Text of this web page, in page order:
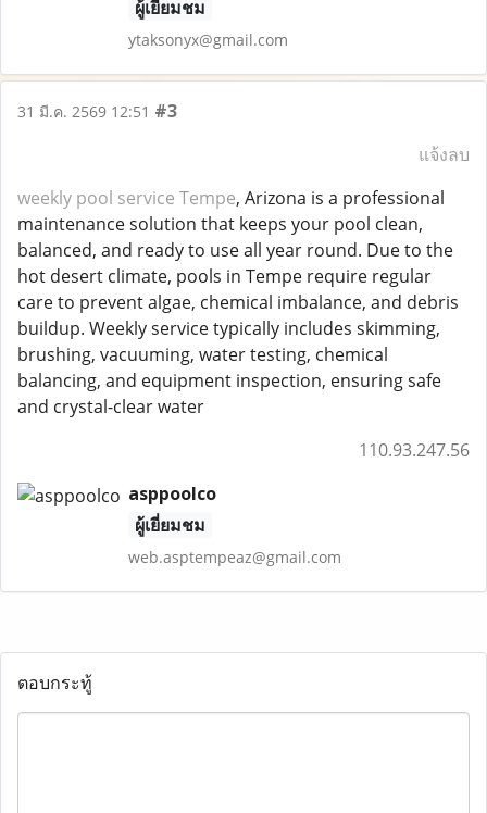
ผู้เยี่ยมชม
ytaksonyx@gmail.com
31 มี.ค. 2569 12:51 #3
แจ้งลบ
weekly pool service Tempe, Arizona is a professional
maintenance solution that keeps your pool clean,
balanced, and ready to use all year round. Due to the
hot desert climate, pools in Tempe require regular
care to prevent algae, chemical imbalance, and debris
buildup. Weekly service typically includes skimming,
brushing, vacuuming, water testing, chemical
balancing, and equipment inspection, ensuring safe
and crystal-clear water
110.93.247.56
asppoolco
ผู้เยี่ยมชม
web.asptempeaz@gmail.com
ตอบกระทู้